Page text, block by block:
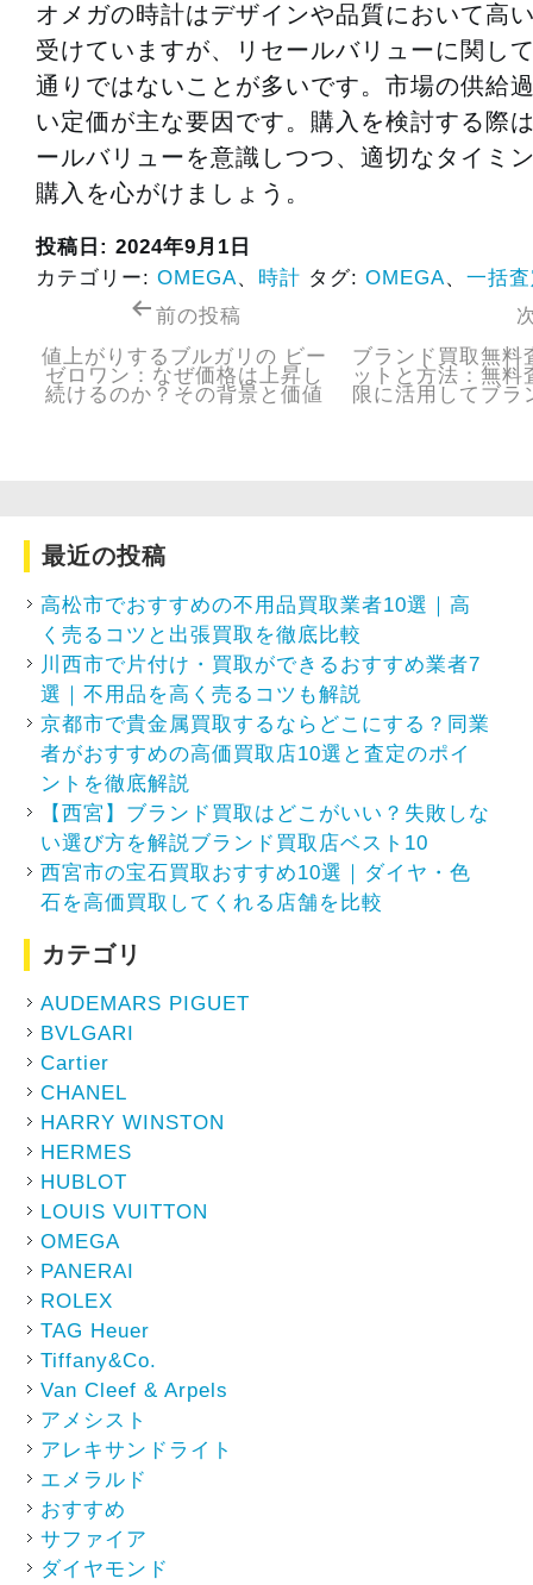
オメガの時計はデザインや品質において高
受けていますが、リセールバリューに関し
通りではないことが多いです。市場の供給
い定価が主な要因です。購入を検討する際
ールバリューを意識しつつ、適切なタイミ
購入を心がけましょう。
投稿日: 2024年9月1日
カテゴリー: OMEGA、 時計 タグ: OMEGA、 一括
前の投稿
値上がりするブルガリの ビー
ゼロワン：なぜ価格は上昇し
続けるのか？その背景と価値
ブランド買取無料
ットと方法：無料
限に活用してブラ
最近の投稿
高松市でおすすめの不用品買取業者10選｜高
く売るコツと出張買取を徹底比較
川西市で片付け・買取ができるおすすめ業者7
選｜不用品を高く売るコツも解説
京都市で貴金属買取するならどこにする？同業
者がおすすめの高価買取店10選と査定のポイ
ントを徹底解説
【西宮】ブランド買取はどこがいい？失敗しな
い選び方を解説ブランド買取店ベスト10
西宮市の宝石買取おすすめ10選｜ダイヤ・色
石を高価買取してくれる店舗を比較
カテゴリ
AUDEMARS PIGUET
BVLGARI
Cartier
CHANEL
HARRY WINSTON
HERMES
HUBLOT
LOUIS VUITTON
OMEGA
PANERAI
ROLEX
TAG Heuer
Tiffany&Co.
Van Cleef & Arpels
アメシスト
アレキサンドライト
エメラルド
おすすめ
サファイア
ダイヤモンド